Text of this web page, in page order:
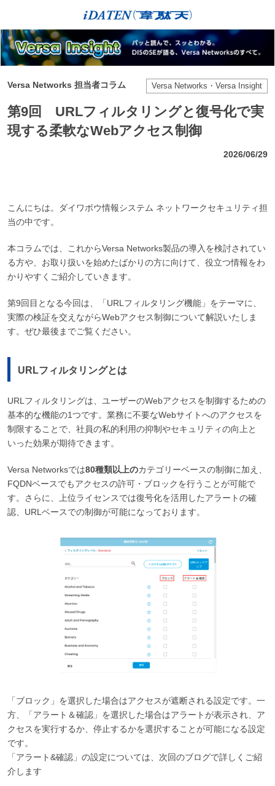
Versa Networks 担当者コラム Versa Networks・Versa Insight
第9回 URLフィルタリングと復号化で実
現する柔軟なWebアクセス制御
2026/06/29
こんにちは。ダイワボウ情報システム ネットワークセキュリティ担
当の中です。
本コラムでは、これからVersa Networks製品の導入を検討されてい
る方や、お取り扱いを始めたばかりの方に向けて、役立つ情報をわ
かりやすくご紹介していきます。
第9回目となる今回は、「URLフィルタリング機能」をテーマに、
実際の検証を交えながらWebアクセス制御について解説いたしま
す。ぜひ最後までご覧ください。
URLフィルタリングとは
URLフィルタリングは、ユーザーのWebアクセスを制御するための
基本的な機能の1つです。業務に不要なWebサイトへのアクセスを
制限することで、社員の私的利用の抑制やセキュリティの向上と
いった効果が期待できます。
Versa Networksでは80種類以上のカテゴリーベースの制御に加え、
FQDNベースでもアクセスの許可・ブロックを行うことが可能で
す。さらに、上位ライセンスでは復号化を活用したアラートの確
認、URLベースでの制御が可能になっております。
「ブロック」を選択した場合はアクセスが遮断される設定です。一
方、「アラート＆確認」を選択した場合はアラートが表示され、ア
クセスを実行するか、停止するかを選択することが可能になる設定
です。
「アラート&確認」の設定については、次回のブログで詳しくご紹
介します